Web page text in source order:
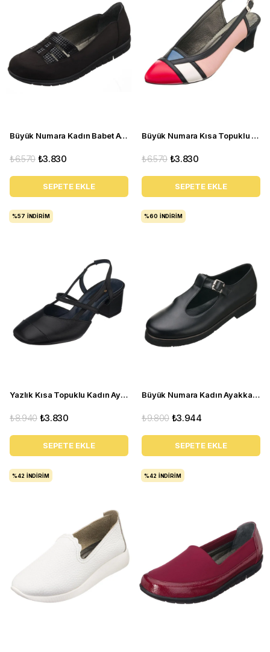
Büyük Numara Kadın Babet Ayakkabı A8512 Siyah
₺3.830
₺6.570
SEPETE EKLE
Büyük Numara Kısa Topuklu Kadın Stiletto ND97 Çok renkli
₺3.830
₺6.570
SEPETE EKLE
Yazlık Kısa Topuklu Kadın Ayakkabı LTF00141 Siyah
₺3.830
₺8.940
SEPETE EKLE
%57 İNDIRIM
Büyük Numara Kadın Ayakkabı Babet MYG2002 siyah D
₺3.944
₺9.800
SEPETE EKLE
%60 İNDIRIM
%42 İNDIRIM %42 İNDIRIM